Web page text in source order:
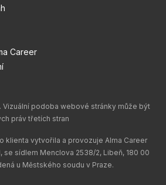
Career
Vizuální podoba webové stránky může být
práv třetích stran
klienta vytvořila a provozuje Alma Career
se sídlem Menclova 2538/2, Libeň, 180 00
u Městského soudu v Praze.